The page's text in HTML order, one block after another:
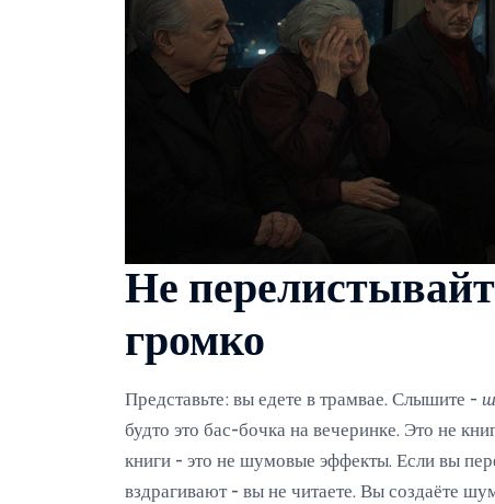
Не
громко
Представьте: вы едете в трамвае. Слышите -
будто это бас-бочка на вечеринке. Это не
книги - это не шумовые эффекты. Если вы
вздрагивают - вы не читаете. Вы создаёте